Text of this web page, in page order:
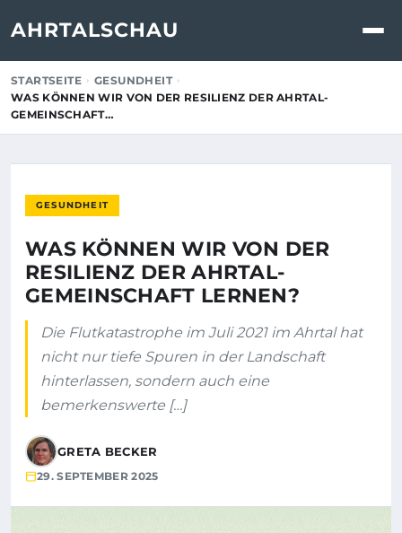
AHRTALSCHAU
STARTSEITE
GESUNDHEIT
WAS KÖNNEN WIR VON DER RESILIENZ DER AHRTAL-
GEMEINSCHAFT…
GESUNDHEIT
WAS KÖNNEN WIR VON DER
RESILIENZ DER AHRTAL-
GEMEINSCHAFT LERNEN?
Die Flutkatastrophe im Juli 2021 im Ahrtal hat
nicht nur tiefe Spuren in der Landschaft
hinterlassen, sondern auch eine
bemerkenswerte […]
GRETA BECKER
29. SEPTEMBER 2025